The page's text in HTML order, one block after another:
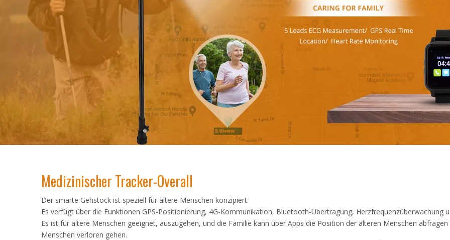
Medizinischer Tracker-Overall
Der smarte Gehstock ist speziell für ältere Menschen konzipiert.
Es verfügt über die Funktionen GPS-Positionierung, 4G-Kommunikation, Bluetooth-Übertragung, Herzfrequenzüberwachung
Es ist für ältere Menschen geeignet, auszugehen, und die Familie kann über Apps die Position der älteren Menschen
Menschen verloren gehen.